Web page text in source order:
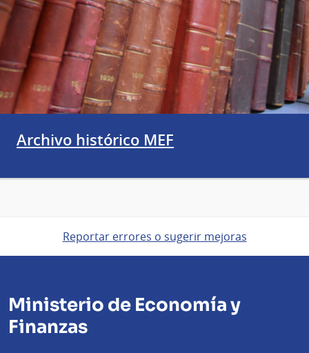
Archivo histórico MEF
Reportar errores o sugerir mejoras
Ministerio de Economía y
Finanzas